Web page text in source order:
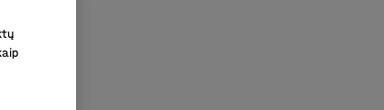
40100
galia